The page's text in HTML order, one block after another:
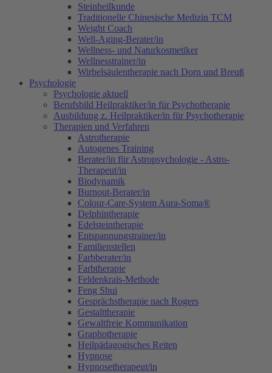
Steinheilkunde
Traditionelle Chinesische Medizin TCM
Weight Coach
Well-Aging-Berater/in
Wellness- und Naturkosmetiker
Wellnesstrainer/in
Wirbelsäulentherapie nach Dorn und Breuß
Psychologie
Psychologie aktuell
Berufsbild Heilpraktiker/in für Psychotherapie
Ausbildung z. Heilpraktiker/in für Psychotherapie
Therapien und Verfahren
Astrotherapie
Autogenes Training
Berater/in für Astropsychologie - Astro-
Therapeut/in
Biodynamik
Burnout-Berater/in
Colour-Care-System Aura-Soma®
Delphintherapie
Edelsteintherapie
Entspannungstrainer/in
Familienstellen
Farbberater/in
Farbtherapie
Feldenkrais-Methode
Feng Shui
Gesprächstherapie nach Rogers
Gestalttherapie
Gewaltfreie Kommunikation
Graphotherapie
Heilpädagogisches Reiten
Hypnose
Hypnosetherapeut/in